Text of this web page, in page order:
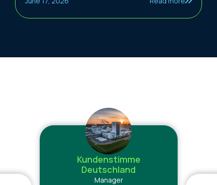
Kundenstimme
Deutschland
Manager